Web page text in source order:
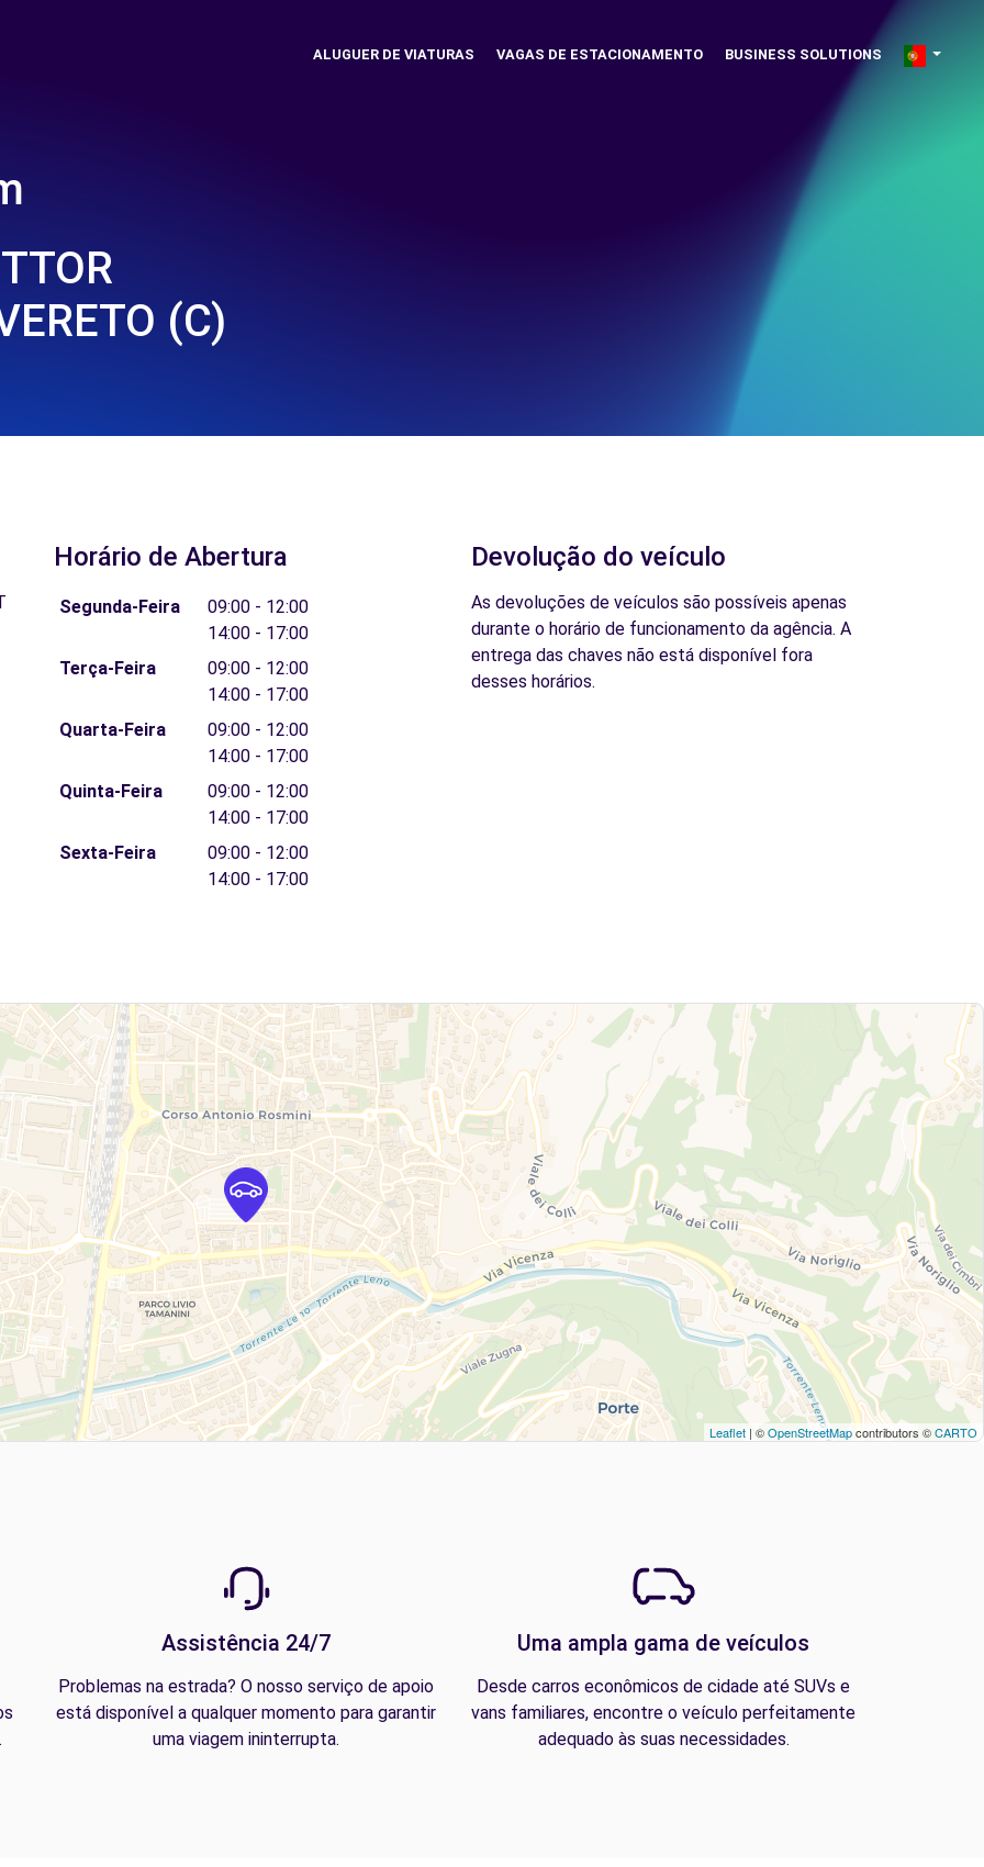
ALUGUER DE VIATURAS VAGAS DE ESTACIONAMENTO BUSINESS SOLUTIONS
(C)
Horário de Abertura
Segunda-Feira
09:00 - 12:00
14:00 - 17:00
Terça-Feira
09:00 - 12:00
14:00 - 17:00
Quarta-Feira
09:00 - 12:00
14:00 - 17:00
Quinta-Feira
09:00 - 12:00
14:00 - 17:00
Sexta-Feira
09:00 - 12:00
14:00 - 17:00
Devolução do veículo
As devoluções de veículos são possíveis apenas
durante o horário de funcionamento da agência. A
entrega das chaves não está disponível fora
desses horários.
Leaflet | ©OpenStreetMapcontributors ©CARTO
Assistência 24/7
Problemas na estrada? O nosso serviço de apoio
está disponível a qualquer momento para garantir
uma viagem ininterrupta.
Uma ampla gama de veículos
Desde carros econômicos de cidade até SUVs e
vans familiares, encontre o veículo perfeitamente
adequado às suas necessidades.